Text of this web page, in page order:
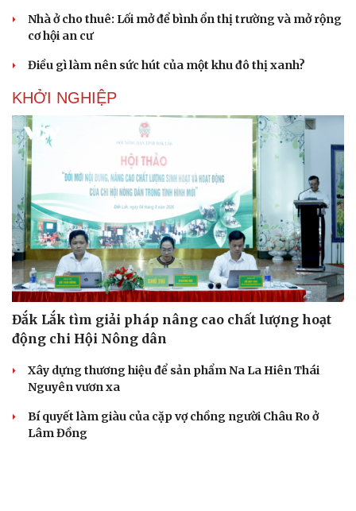
Nhà ở cho thuê: Lối mở để bình ổn thị trường và mở rộng
cơ hội an cư
Điều gì làm nên sức hút của một khu đô thị xanh?
KHỞI NGHIỆP
Đắk Lắk tìm giải pháp nâng cao chất lượng hoạt
động chi Hội Nông dân
Xây dựng thương hiệu để sản phẩm Na La Hiên Thái
Nguyên vươn xa
Bí quyết làm giàu của cặp vợ chồng người Châu Ro ở
Lâm Đồng